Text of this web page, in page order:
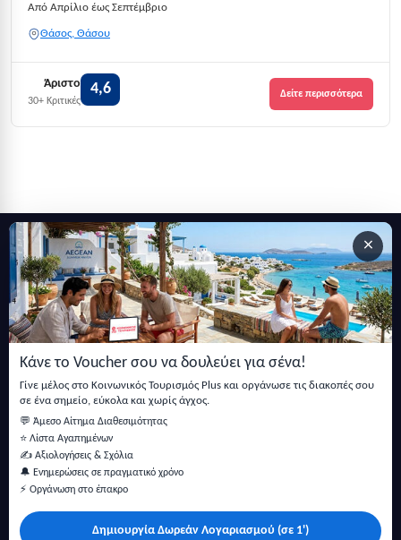
Από Απρίλιο έως Σεπτέμβριο
Θάσος, Θάσου
Άριστο
30+ Κριτικές
4,6 Δείτε περισσότερα
×
Κάνε το Voucher σου να δουλεύει για σένα!
Γίνε μέλος στο Κοινωνικός Τουρισμός Plus και οργάνωσε τις διακοπές σου
σε ένα σημείο, εύκολα και χωρίς άγχος.
💬 Άμεσο Αίτημα Διαθεσιμότητας
⭐ Λίστα Αγαπημένων
✍️ Αξιολογήσεις & Σχόλια
🔔 Ενημερώσεις σε πραγματικό χρόνο
⚡ Οργάνωση στο έπακρο
Δημιουργία Δωρεάν Λογαριασμού (σε 1')
Εγγραφείτε στο newsletter μας
Μείνετε ενημερωμένοι με τις τελευταίες ειδήσεις, ανακοινώσεις
και άρθρα.